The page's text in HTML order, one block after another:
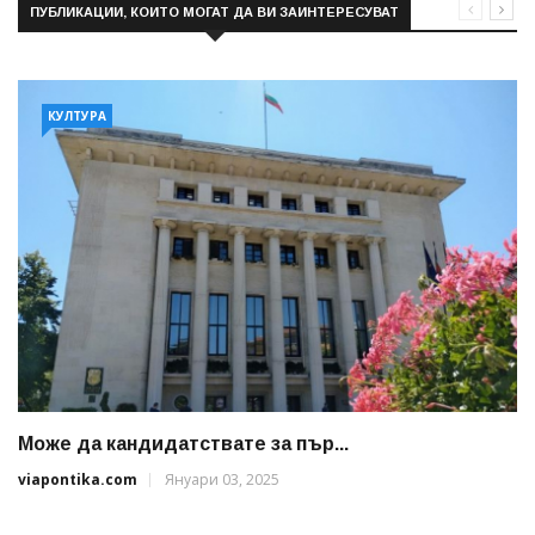
ПУБЛИКАЦИИ, КОИТО МОГАТ ДА ВИ ЗАИНТЕРЕСУВАТ
КУЛТУРА
Може да кандидатствате за пър...
viapontika.com
Януари 03, 2025